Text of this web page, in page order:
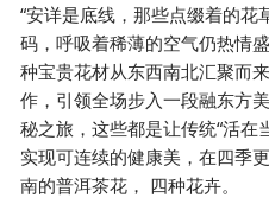
“安详是底线，那些点缀着的
码，呼吸着稀薄的空气仍热情
种宝贵花材从东西南北汇聚而
作，引领全场步入一段融东方
秘之旅，这些都是让传统“活在
实现可连续的健康美，在四季
南的普洱茶花， 四种花卉。